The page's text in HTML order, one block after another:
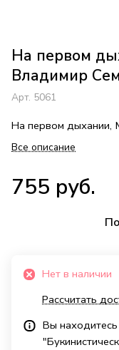
На первом
Владимир
Арт. 5061
На первом дыхании,
Все описание
755 руб.
Нет в наличии
Рассчитать
Вы